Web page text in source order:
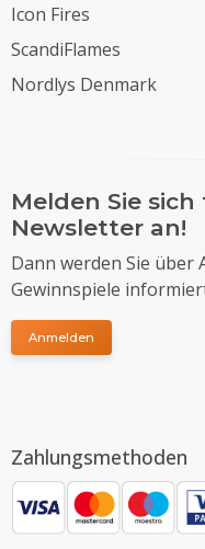
Icon Fires
ScandiFlames
Nordlys Denmark
Melden Sie
Newsletter an!
Dann werden Sie über
Gewinnspiele
Anmelden
Zahlungsmethoden